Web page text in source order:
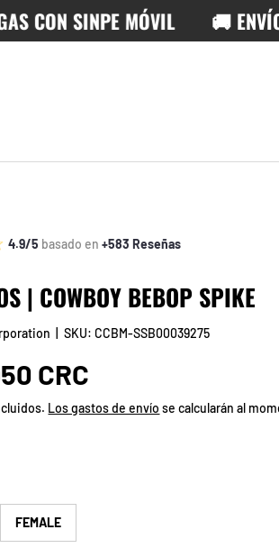
SINPE MÓVIL 🚚 ENVÍO
4.9/5 basado en+583 Reseñas
| COWBOY BEBOP SPIKE
|SKU: CCBM-SSB00039275
normal
CRC
Los gastos de envío se calcularán al
FEMALE